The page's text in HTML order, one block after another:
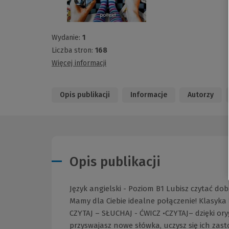
Wydanie: 1
Liczba stron: 168
Więcej informacji
Opis publikacji Informacje Autorzy
Opis publikacji
Język angielski - Poziom B1 Lubisz czytać
Mamy dla Ciebie idealne połączenie!
CZYTAJ – SŁUCHAJ - ĆWICZ •CZYTAJ–
przyswajasz nowe słówka, uczysz się ich